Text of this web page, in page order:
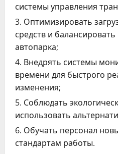
системы управления
Оптимизировать
средств и
автопарка;
Внедрять системы
времени для быстрого
изменения;
Соблюдать
использовать
Обучать персонал
стандартам работы.